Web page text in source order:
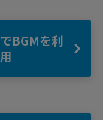
でBGMを利
用